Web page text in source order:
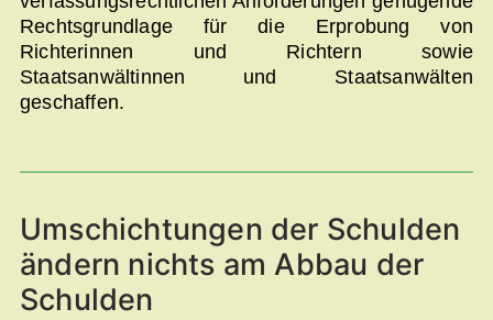
Rechtsgrundlage für die Erprobung von
Richterinnen und Richtern sowie
Staatsanwältinnen und Staatsanwälten
geschaffen.
Umschichtungen der Schulden
ändern nichts am Abbau der
Schulden